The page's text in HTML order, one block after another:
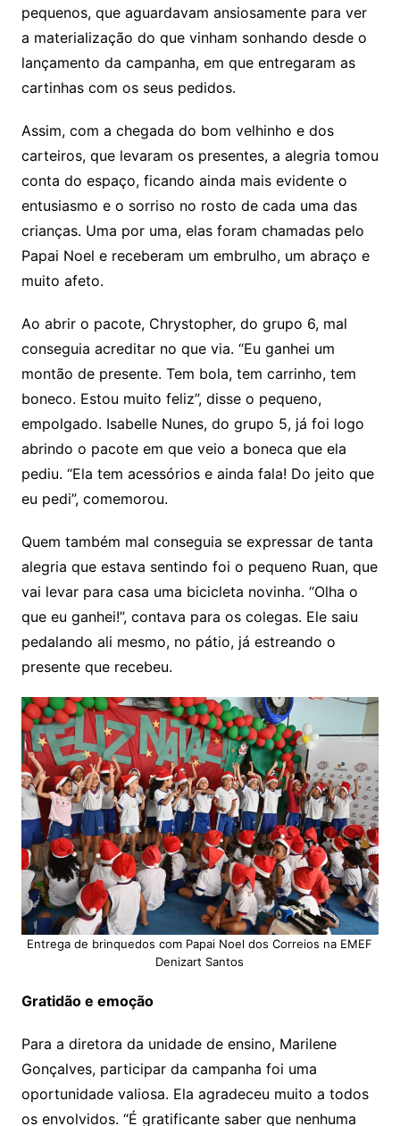
pequenos, que aguardavam ansiosamente para ver
a materialização do que vinham sonhando desde o
lançamento da campanha, em que entregaram as
cartinhas com os seus pedidos.
Assim, com a chegada do bom velhinho e dos
carteiros, que levaram os presentes, a alegria tomou
conta do espaço, ficando ainda mais evidente o
entusiasmo e o sorriso no rosto de cada uma das
crianças. Uma por uma, elas foram chamadas pelo
Papai Noel e receberam um embrulho, um abraço e
muito afeto.
Ao abrir o pacote, Chrystopher, do grupo 6, mal
conseguia acreditar no que via. “Eu ganhei um
montão de presente. Tem bola, tem carrinho, tem
boneco. Estou muito feliz”, disse o pequeno,
empolgado. Isabelle Nunes, do grupo 5, já foi logo
abrindo o pacote em que veio a boneca que ela
pediu. “Ela tem acessórios e ainda fala! Do jeito que
eu pedi”, comemorou.
Quem também mal conseguia se expressar de tanta
alegria que estava sentindo foi o pequeno Ruan, que
vai levar para casa uma bicicleta novinha. “Olha o
que eu ganhei!”, contava para os colegas. Ele saiu
pedalando ali mesmo, no pátio, já estreando o
presente que recebeu.
Entrega de brinquedos com Papai Noel dos Correios na EMEF
Denizart Santos
Gratidão e emoção
Para a diretora da unidade de ensino, Marilene
Gonçalves, participar da campanha foi uma
oportunidade valiosa. Ela agradeceu muito a todos
os envolvidos. “É gratificante saber que nenhuma